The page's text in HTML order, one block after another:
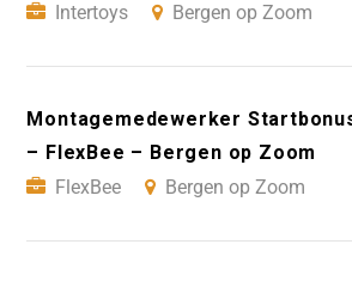
Intertoys
Bergen op Zoom
Montagemedewerker
– FlexBee – Bergen op Zoom
FlexBee
Bergen op Zoom